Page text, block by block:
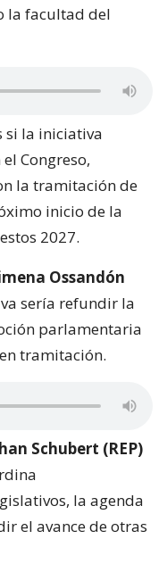
la facultad del
si la iniciativa
Congreso,
la tramitación de
inicio de la
2027.
Ossandón
sería refundir la
parlamentaria
tramitación.
Schubert (REP)
la agenda
el avance de otras